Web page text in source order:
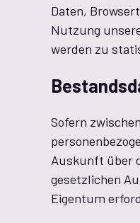
Daten,
Nutzung
werden zu
Sofern
Auskunft über
gesetzlichen
Eigentum